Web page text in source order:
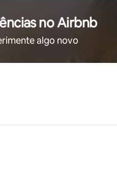
no Airbnb
algo novo